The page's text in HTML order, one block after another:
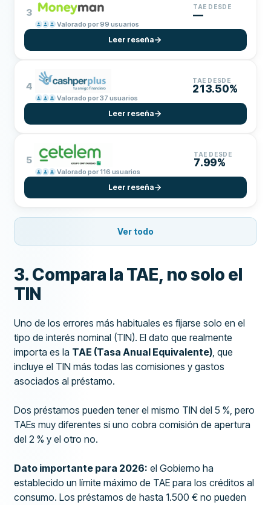
3
Valorado por 99 usuarios
TAE DESDE
—
Leer reseña
4
Valorado por 37 usuarios
TAE DESDE
213.50%
Leer reseña
5
Valorado por 116 usuarios
TAE DESDE
7.99%
Leer reseña
Ver todo
3. Compara la TAE, no solo el
TIN
Uno de los errores más habituales es fijarse solo en el
tipo de interés nominal (TIN). El dato que realmente
importa es la TAE (Tasa Anual Equivalente), que
incluye el TIN más todas las comisiones y gastos
asociados al préstamo.
Dos préstamos pueden tener el mismo TIN del 5 %, pero
TAEs muy diferentes si uno cobra comisión de apertura
del 2 % y el otro no.
Dato importante para 2026: el Gobierno ha
establecido un límite máximo de TAE para los créditos al
consumo. Los préstamos de hasta 1.500 € no pueden